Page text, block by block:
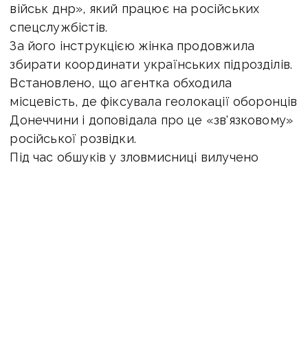
військ днр», який працює на російських
спецслужбістів.
За його інструкцією жінка продовжила
збирати координати українських підрозділів.
Встановлено, що агентка обходила
місцевість, де фіксувала геолокації оборонців
Донеччини і доповідала про це «зв'язковому»
російської розвідки.
Під час обшуків у зловмисниці вилучено